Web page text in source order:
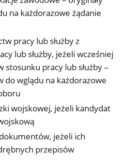
na każdorazowe żądanie
pracy lub służby z
lub służby, jeżeli wcześniej
stosunku pracy lub służby –
do wglądu na każdorazowe
wojskowej, jeżeli kandydat
jeżeli ich
przepisów